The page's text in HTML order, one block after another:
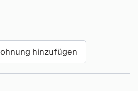
hinzufügen